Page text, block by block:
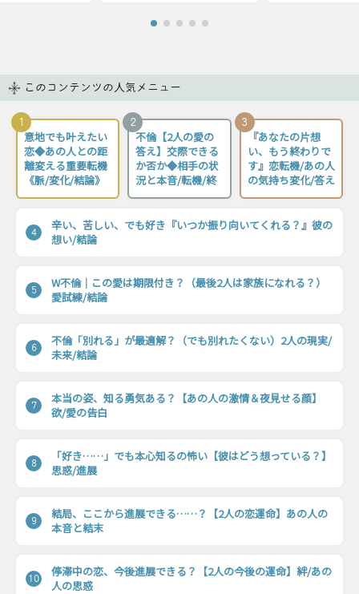
このコンテンツの人気メニュー
1
意地でも叶えたい
恋◆あの人との距
離変える重要転機
《脈/変化/結論》
2
不倫【2人の愛の
答え】交際できる
か否か◆相手の状
況と本音/転機/終
3
『あなたの片想
い、もう終わりで
す』恋転機/あの人
の気持ち変化/答え
4
辛い、苦しい、でも好き『いつか振り向いてくれる？』彼の
想い/結論
5
W不倫｜この愛は期限付き？（最後2人は家族になれる？）
愛試練/結論
6
不倫「別れる」が最適解？（でも別れたくない）2人の現実/
未来/結論
7
本当の姿、知る勇気ある？【あの人の激情＆夜見せる顔】
欲/愛の告白
8
「好き……」でも本心知るの怖い【彼はどう想っている？】
思惑/進展
9
結局、ここから進展できる……？【2人の恋運命】あの人の
本音と結末
10
停滞中の恋、今後進展できる？【2人の今後の運命】絆/あの
人の思惑